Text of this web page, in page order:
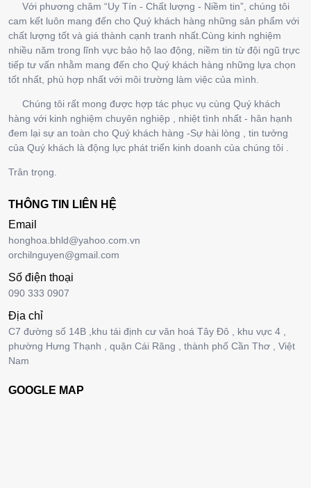
Với phương châm “Uy Tín - Chất lượng - Niềm tin”, chúng tôi
cam kết luôn mang đến cho Quý khách hàng những sản phẩm với
chất lượng tốt và giá thành cạnh tranh nhất.Cùng kinh nghiệm
nhiều năm trong lĩnh vực bảo hộ lao động, niềm tin từ đội ngũ trực
tiếp tư vấn nhằm mang đến cho Quý khách hàng những lựa chọn
tốt nhất, phù hợp nhất với môi trường làm việc của mình.
Chúng tôi rất mong được hợp tác phục vụ cùng Quý khách
hàng với kinh nghiệm chuyên nghiệp , nhiệt tình nhất - hân hạnh
đem lại sự an toàn cho Quý khách hàng -Sự hài lòng , tin tưởng
của Quý khách là động lực phát triển kinh doanh của chúng tôi .
Trân trọng.
THÔNG TIN LIÊN HỆ
Email
honghoa.bhld@yahoo.com.vn
orchilnguyen@gmail.com
Số điện thoại
090 333 0907
Địa chỉ
C7 đường số 14B ,khu tái định cư văn hoá Tây Đô , khu vực 4 ,
phường Hưng Thạnh , quận Cái Răng , thành phố Cần Thơ , Việt
Nam
GOOGLE MAP